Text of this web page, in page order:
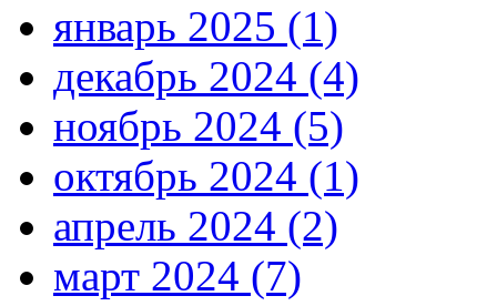
январь 2025 (1)
декабрь 2024 (4)
ноябрь 2024 (5)
октябрь 2024 (1)
апрель 2024 (2)
март 2024 (7)